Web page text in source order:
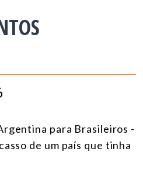
para Brasileiros -
de um país que tinha